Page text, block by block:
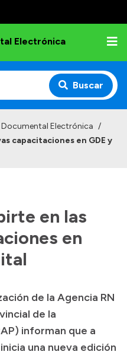
Electrónica
Buscar
Documental Electrónica /
capacitaciones en GDE y
en las
en
de la Agencia RN
de la
informan que a
una nueva edición